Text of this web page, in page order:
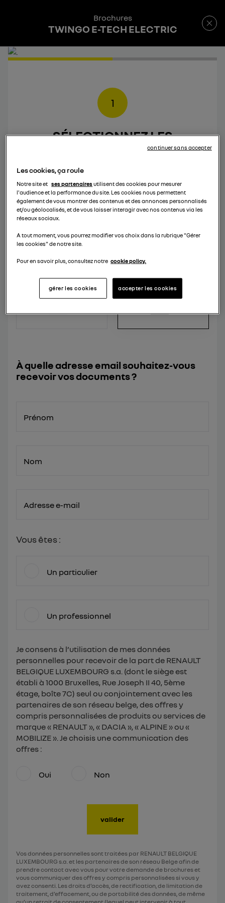
Brochures
TWINGO E-TECH ELECTRIC
1
SÉLECTIONNEZ LES
QUE VOUS
SOUHAITEZ TÉLÉCHARGER
BROCHURE MODÈLE
À quelle adresse email souhaitez-vous
recevoir vos documents ?
Prénom
Nom
Adresse e-mail
Vous êtes :
Un particulier
Un professionnel
Je consens à l’utilisation de mes données
personnelles pour recevoir de la part de RENAULT
BELGIQUE LUXEMBOURG s.a. (dont le siège est
établi à 1000 Bruxelles, Rue Joseph II 40, 5ème
étage, boîte 7C) seul ou conjointement avec les
partenaires de son réseau belge, des offres y
compris personnalisées de produits ou services de
marque « RENAULT », « DACIA », « ALPINE » ou «
MOBILIZE ». Je choisis une communication des
offres :
Oui Non
valider
Vos données personnelles sont traitées par RENAULT BELGIQUE
LUXEMBOURG s.a. et les partenaires de son réseau Belge afin de
prendre contact avec vous pour votre demande de brochures et
vous communiquer des offres y compris personnalisées si vous y
avez consenti. Les droits d’accès, de rectification, de limitation de
traitement, d’effacement, ou de portabilité des données, de même
Les cookies, ça roule
Notre site et ses partenairesutilisent des cookies pour mesurer
l'audience et la performance du site. Les cookies nous permettent
également de vous montrer des contenus et des annonces personnalisés
et/ou géolocalisés, et de vous laisser interagir avec nos contenus via les
réseaux sociaux.
A tout moment, vous pourrez modifier vos choix dans la rubrique "Gérer
les cookies" de notre site.
Pour en savoir plus, consultez notre cookie policy.
accepter les cookies
gérer les cookies
continuer sans accepter